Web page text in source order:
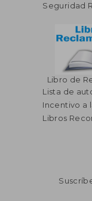
40%
dcto.
Seguridad
Libro de
Lista de
Incentivo a
Libros